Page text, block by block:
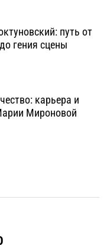
путь от
гения сцены
карьера и
Мироновой